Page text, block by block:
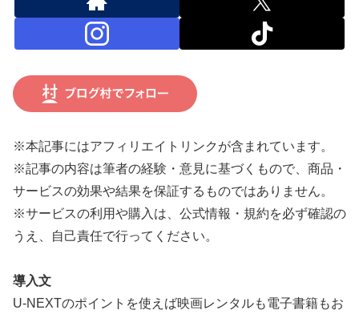
※本記事にはアフィリエイトリンクが含まれています。
※記事の内容は筆者の経験・意見に基づくもので、商品・
サービスの効果や結果を保証するものではありません。
※サービスの利用や購入は、公式情報・規約を必ず確認の
うえ、自己責任で行ってください。
導入文
U-NEXTのポイントを使えば映画レンタルも電子書籍もお